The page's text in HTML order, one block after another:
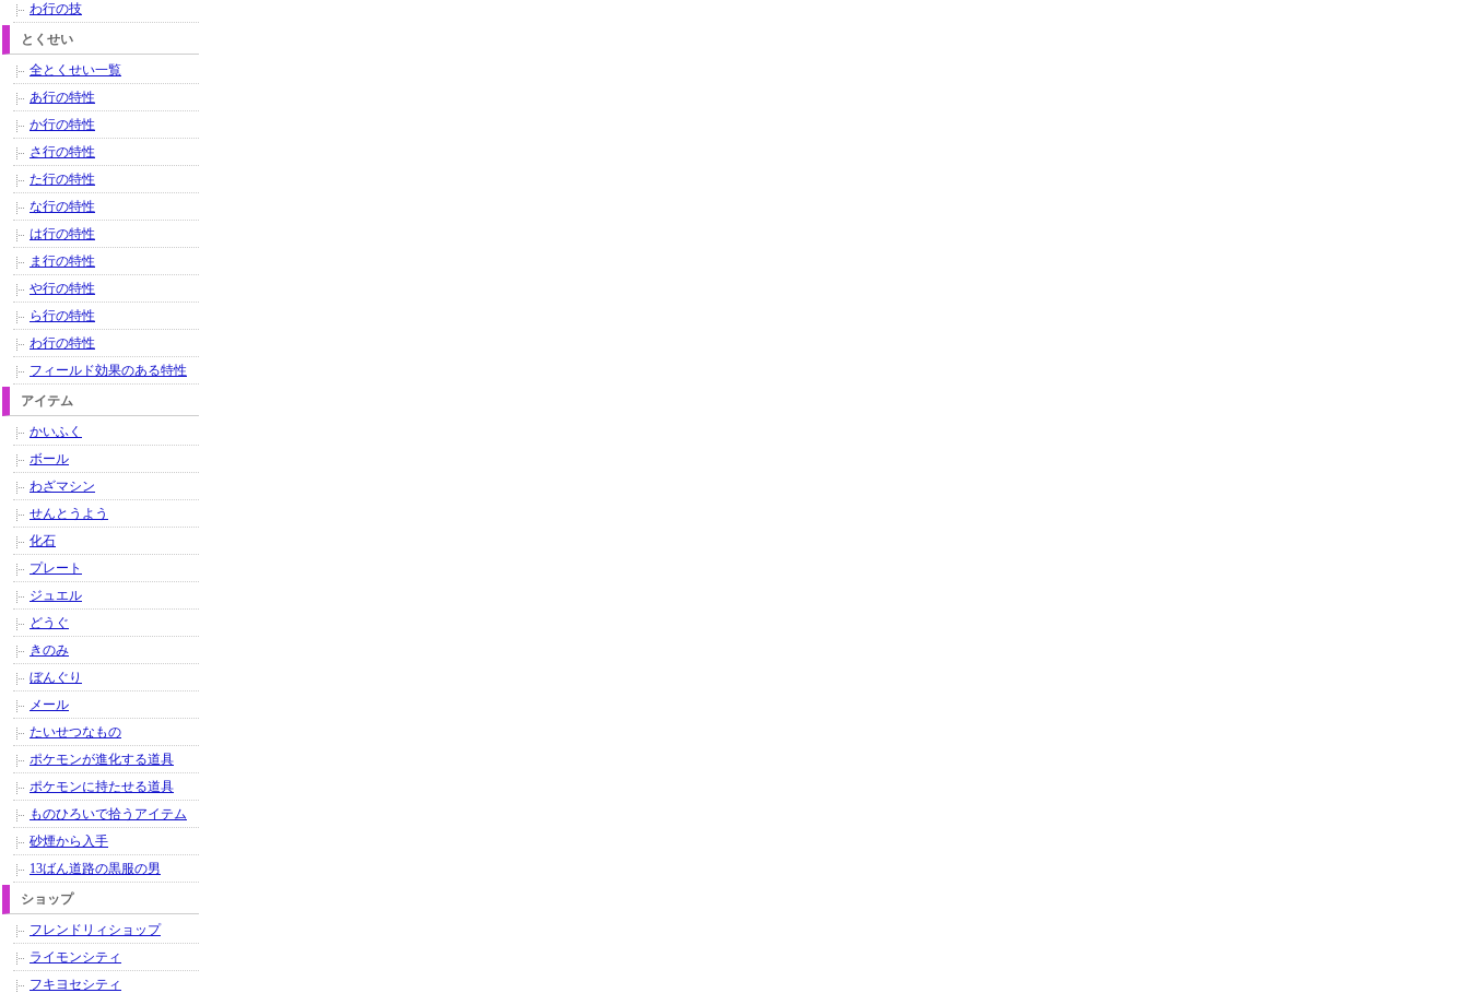
わ行の技
とくせい
全とくせい一覧
あ行の特性
か行の特性
さ行の特性
た行の特性
な行の特性
は行の特性
ま行の特性
や行の特性
ら行の特性
わ行の特性
フィールド効果のある特性
アイテム
かいふく
ボール
わざマシン
せんとうよう
化石
プレート
ジュエル
どうぐ
きのみ
ぼんぐり
メール
たいせつなもの
ポケモンが進化する道具
ポケモンに持たせる道具
ものひろいで拾うアイテム
砂煙から入手
13ばん道路の黒服の男
ショップ
フレンドリィショップ
ライモンシティ
フキヨセシティ